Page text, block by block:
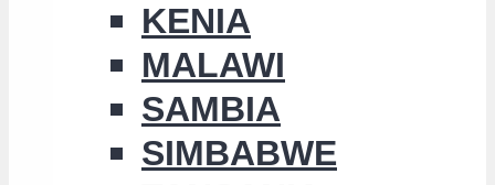
KENIA
MALAWI
SAMBIA
SIMBABWE